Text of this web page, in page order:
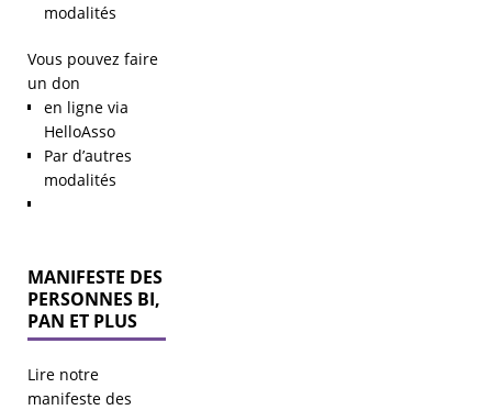
modalités
Vous pouvez faire
un don
en ligne via
HelloAsso
Par d’autres
modalités
MANIFESTE DES
PERSONNES BI,
PAN ET PLUS
Lire notre
manifeste des